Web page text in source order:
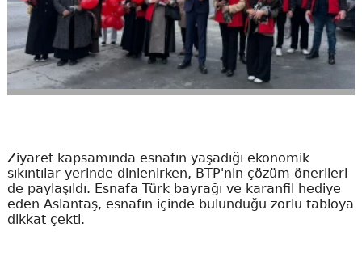
Ziyaret kapsamında esnafın yaşadığı ekonomik
sıkıntılar yerinde dinlenirken, BTP'nin çözüm önerileri
de paylaşıldı. Esnafa Türk bayrağı ve karanfil hediye
eden Aslantaş, esnafın içinde bulunduğu zorlu tabloya
dikkat çekti.